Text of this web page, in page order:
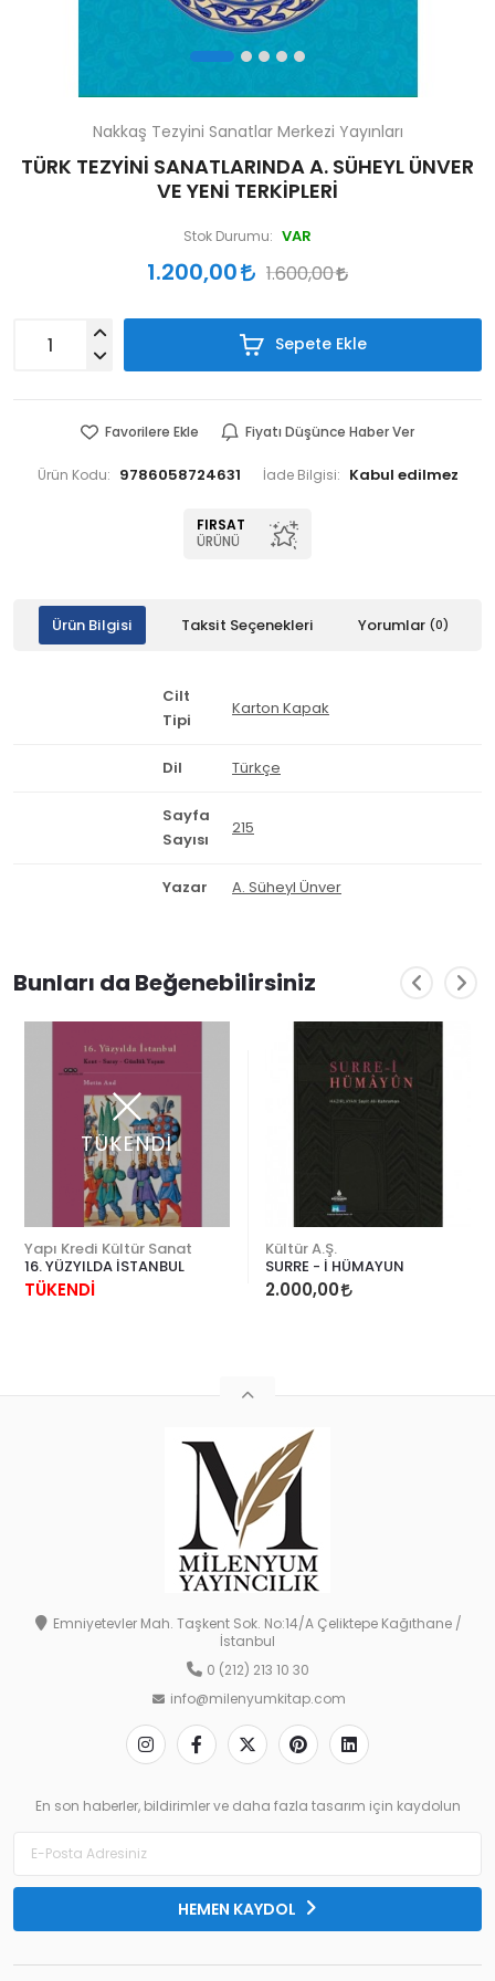
Nakkaş Tezyini Sanatlar Merkezi Yayınları
TÜRK TEZYİNİ SANATLARINDA A. SÜHEYL ÜNVER
VE YENİ TERKİPLERİ
Stok Durumu: VAR
1.200,00 1.600,00
Sepete Ekle
Favorilere Ekle Fiyatı Düşünce Haber Ver
Ürün Kodu: 9786058724631 İade Bilgisi:
FIRSAT
ÜRÜNÜ
Ürün Bilgisi Taksit Seçenekleri Yorumlar (0)
Cilt
Tipi
Karton Kapak
Dil Türkçe
Sayfa
Sayısı
215
Yazar A. Süheyl Ünver
Bunları da Beğenebilirsiniz
TÜKENDİ
Yapı Kredi Kültür Sanat
16. YÜZYILDA İSTANBUL
TÜKENDİ
Kültür A.Ş.
SURRE - İ HÜMAYUN
2.000,00
Emniyetevler Mah. Taşkent Sok. No:14/A Çeliktepe Kağıthane /
İstanbul
0 (212) 213 10 30
info@milenyumkitap.com
En son haberler, bildirimler ve daha fazla tasarım için kaydolun
HEMEN KAYDOL